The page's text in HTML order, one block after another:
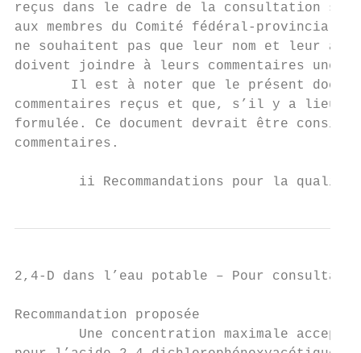
reçus dans le cadre de la consultation
aux membres du Comité fédéral-
ne souhaitent pas que leur nom et leur
doivent joindre à leurs commentaires une
Il est à noter que le présent
commentaires reçus et que, s’il y a lieu,
formulée. Ce document devrait être
commentaires.
ii Recommandations pour la
2,4-D dans l’eau potable – Pour
Recommandation proposée
Une concentration maximale